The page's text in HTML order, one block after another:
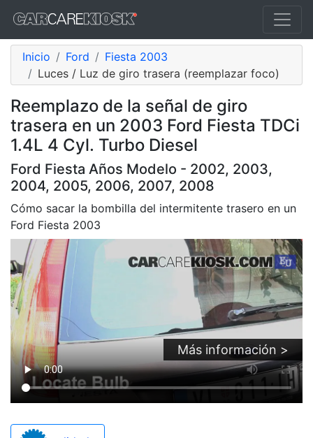
Inicio Ford
Fiesta 2003
Luces / Luz de giro trasera (reemplazar foco)
Reemplazo de la señal de giro
trasera en un 2003 Ford Fiesta TDCi
1.4L 4 Cyl. Turbo Diesel
Ford Fiesta Años Modelo - 2002, 2003,
2004, 2005, 2006, 2007, 2008
Cómo sacar la bombilla del intermitente trasero en un
Ford Fiesta 2003
Más información >